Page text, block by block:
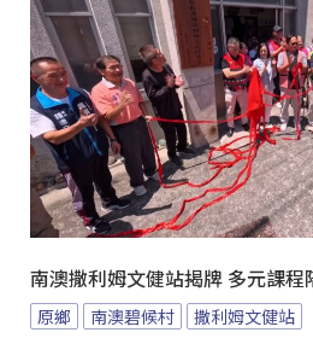
南澳撒利姆文健站揭牌 多元課程
原鄉 南澳碧候村 撒利姆文健站